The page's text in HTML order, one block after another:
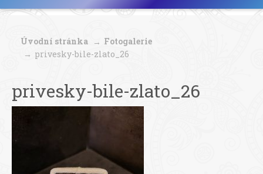
Úvodní stránka
Fotogalerie
privesky-bile-zlato_26
privesky-bile-zlato_26